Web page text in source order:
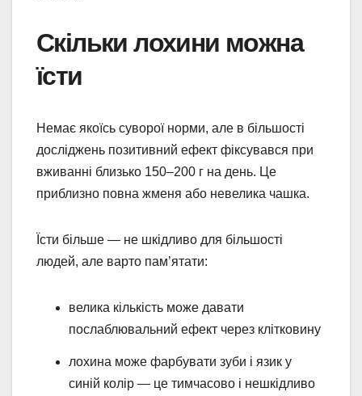
Скільки лохини можна
їсти
Немає якоїсь суворої норми, але в більшості
досліджень позитивний ефект фіксувався при
вживанні близько 150–200 г на день. Це
приблизно повна жменя або невелика чашка.
Їсти більше — не шкідливо для більшості
людей, але варто пам’ятати:
велика кількість може давати
послаблювальний ефект через клітковину
лохина може фарбувати зуби і язик у
синій колір — це тимчасово і нешкідливо